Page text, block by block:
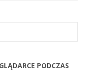
PODCZAS